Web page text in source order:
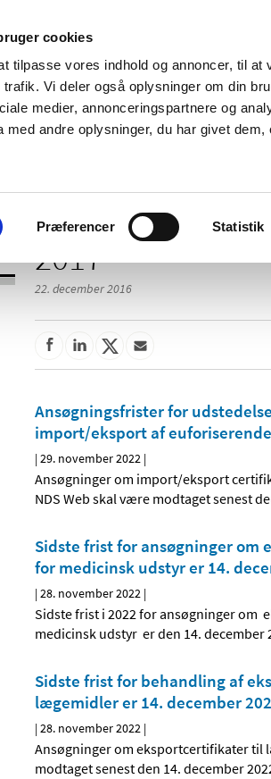
cookies
tilpasse vores indhold og annoncer, til
Vi deler også oplysninger om din
medier, annonceringspartnere og
med andre oplysninger, du har givet
Præferencer Statistik
og
Tilskud og
2017
22. december 2016
Ansøgningsfrister for
import/eksport af
|29. november 2022 |
Ansøgninger om import/eksport
NDS Web skal være modtaget senest
Sidste frist for ansøgninger
for medicinsk udstyr er 14.
|28. november 2022 |
Sidste frist i 2022 for ansøgninger om
medicinsk udstyr er den 14. december
Sidste frist for behandling af
lægemidler er 14. december
|28. november 2022 |
Ansøgninger om eksportcertifikater
modtaget senest den 14. december